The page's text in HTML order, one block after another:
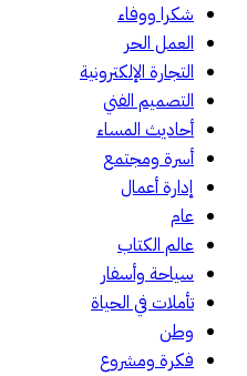
شكرا ووفاء
العمل الحر
التجارة الإلكترونية
التصميم الفني
أحاديث المساء
أسرة ومجتمع
إدارة أعمال
عام
عالم الكتاب
سياحة وأسفار
تأملات في الحياة
وطن
فكرة ومشروع